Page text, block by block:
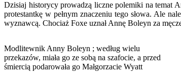
Dzisiaj historycy prowadzą liczne polemiki na temat
protestantkę w pełnym znaczeniu tego słowa. Ale
wyznawcą. Chociaż Foxe uznał Annę Boleyn za
Modlitewnik Anny Boleyn ; według wielu
przekazów, miała go ze sobą na szafocie, a przed
śmiercią podarowała go Małgorzacie Wyatt